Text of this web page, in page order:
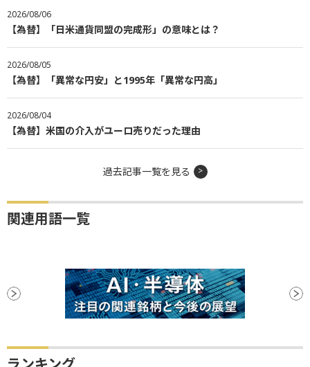
2026/08/06
【為替】「日米通貨同盟の完成形」の意味とは？
2026/08/05
【為替】「異常な円安」と1995年「異常な円高」
2026/08/04
【為替】米国の介入がユーロ売りだった理由
過去記事一覧を見る
関連用語一覧